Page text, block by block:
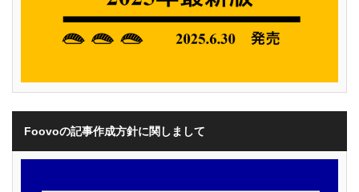
Foovoの記事作成方針に関しまして